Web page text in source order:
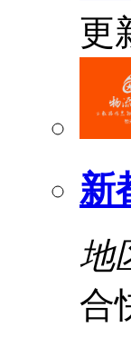
更
新
地
合